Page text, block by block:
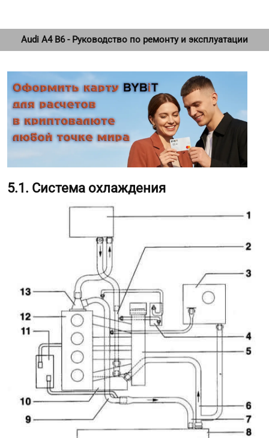
Audi A4 B6 - Руководство по ремонту и эксплуатации
5.1. Система охлаждения